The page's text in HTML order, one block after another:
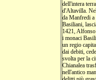
dell'intera
d'Altavilla.
da Manfredi
Basiliani,
1421,
i monaci
un regio
dai debiti,
svolta per la
Chianalea
nell'antico